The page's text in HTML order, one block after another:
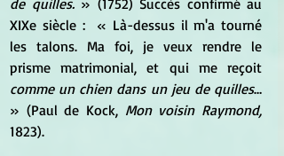
XIXe siècle :  « Là-dessus il m'a tourné
les talons. Ma foi, je veux rendre le
comme un chien dans un jeu de quilles…
» (Paul de Kock, Mon voisin Raymond,
1823).